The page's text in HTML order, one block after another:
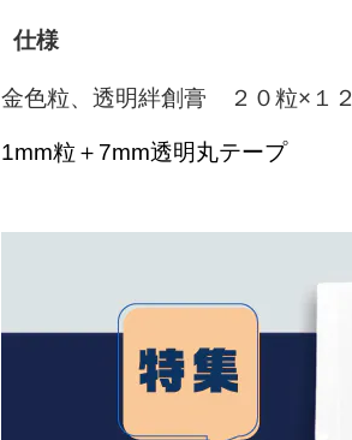
仕様
金色粒、透明絆創膏 ２０粒×１
1mm粒＋7mm透明丸テープ